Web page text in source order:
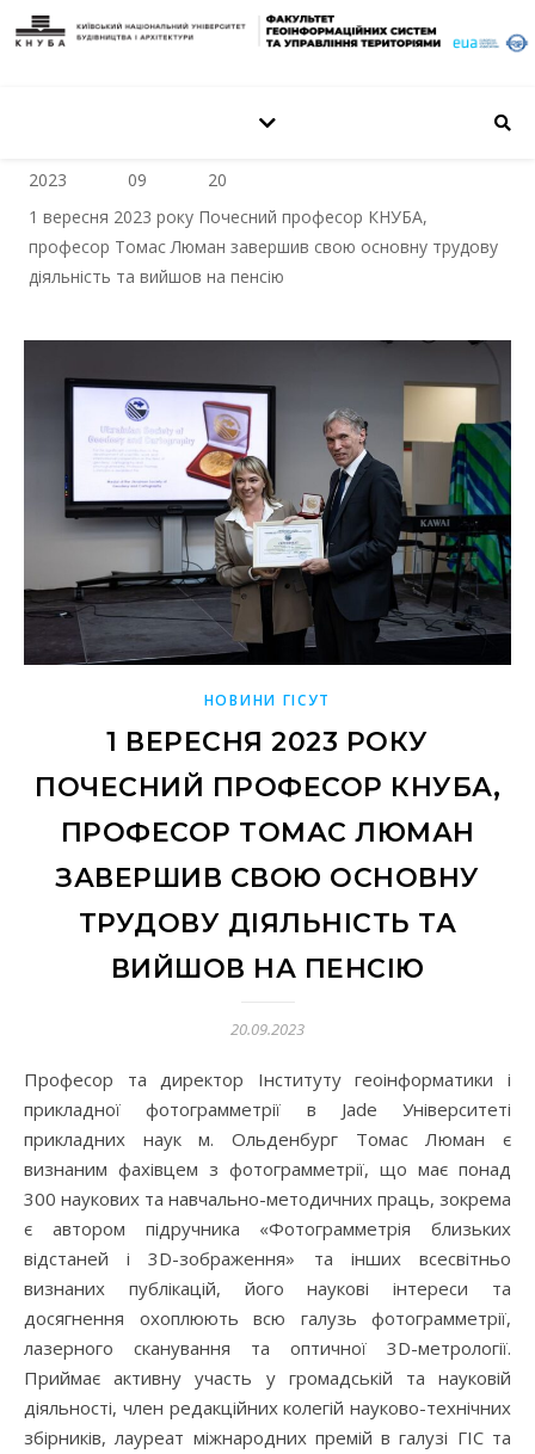
2023 09
20
1 вересня 2023 року Почесний професор КНУБА,
професор Томас Люман завершив свою основну трудову
діяльність та вийшов на пенсію
НОВИНИ ГІСУТ
1 ВЕРЕСНЯ 2023 РОКУ
ПОЧЕСНИЙ ПРОФЕСОР КНУБА,
ПРОФЕСОР ТОМАС ЛЮМАН
ЗАВЕРШИВ СВОЮ ОСНОВНУ
ТРУДОВУ ДІЯЛЬНІСТЬ ТА
ВИЙШОВ НА ПЕНСІЮ
20.09.2023
Професор та директор Інституту геоінформатики і
прикладної фотограмметрії в Jade Університеті
прикладних наук м. Ольденбург Томас Люман є
визнаним фахівцем з фотограмметрії, що має понад
300 наукових та навчально-методичних праць, зокрема
є автором підручника «Фотограмметрія близьких
відстаней і 3D-зображення» та інших всесвітньо
визнаних публікацій, його наукові інтереси та
досягнення охоплюють всю галузь фотограмметрії,
лазерного сканування та оптичної 3D-метрології.
Приймає активну участь у громадській та науковій
діяльності, член редакційних колегій науково-технічних
збірників, лауреат міжнародних премій в галузі ГІС та